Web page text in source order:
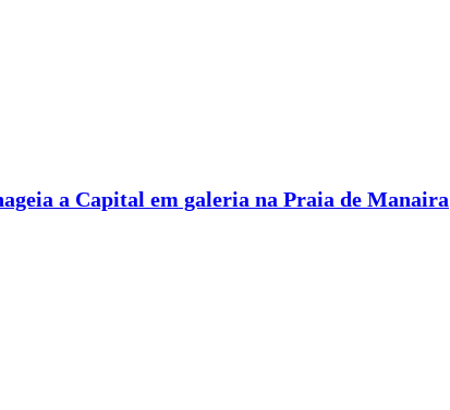
a Capital em galeria na Praia de Manaira